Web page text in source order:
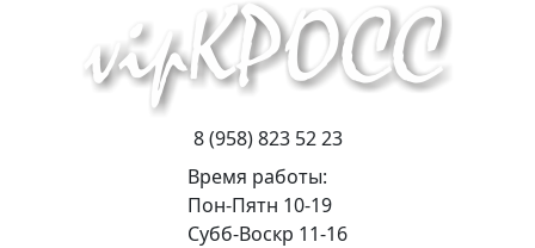
8 (958) 823 52 23
Время работы:
Пон-Пятн 10-19
Субб-Воскр 11-16